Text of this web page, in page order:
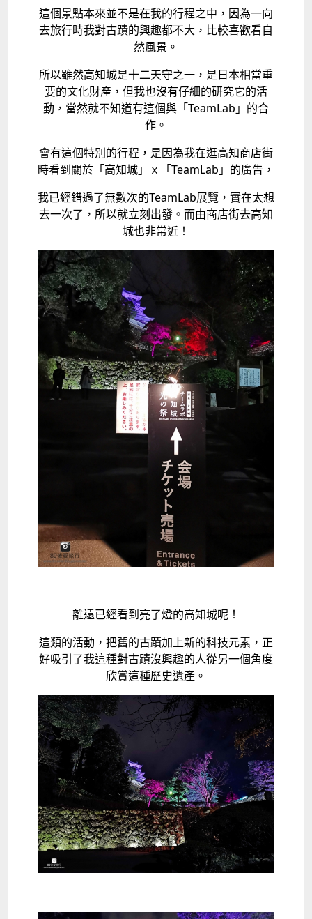
這個景點本來並不是在我的行程之中，因為一向
去旅行時我對古蹟的興趣都不大，比較喜歡看自
然風景。
所以雖然高知城是十二天守之一，是日本相當重
要的文化財產，但我也沒有仔細的研究它的活
動，當然就不知道有這個與「TeamLab」的合
作。
會有這個特別的行程，是因為我在逛高知商店街
時看到關於「高知城」ｘ「TeamLab」的廣告，
我已經錯過了無數次的TeamLab展覽，實在太想
去一次了，所以就立刻出發。而由商店街去高知
城也非常近！
離遠已經看到亮了燈的高知城呢！
這類的活動，把舊的古蹟加上新的科技元素，正
好吸引了我這種對古蹟沒興趣的人從另一個角度
欣賞這種歷史遺產。